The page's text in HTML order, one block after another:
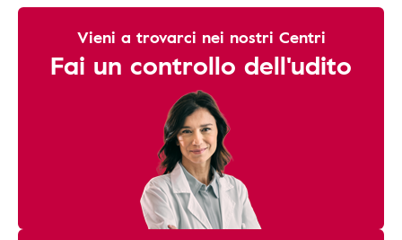
Vieni a trovarci nei nostri Centri
Fai un controllo dell'udito